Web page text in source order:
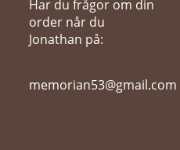
Har du frågor om din
order når du
Jonathan på:
memorian53@gmail.com